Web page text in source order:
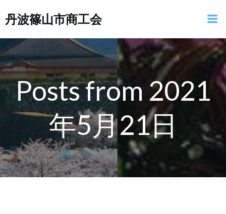
ン
ツ
へ
ス
キ
ッ
プ
丹波篠山市商工会
Posts from 2021
年5月21日